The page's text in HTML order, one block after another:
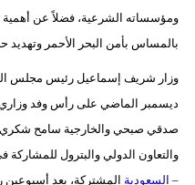
ومؤسساته الشرعية، فضلاً عن أهمية
بالمساس بأمن البحر الأحمر وتهديد
وزار شريف إسماعيل رئيس مجلس
ديسمبر الماضي على رأس وفد وزاري
صدقي صبحي والخارجية سامح شكري،
والتعاون الدولي والبترول للمشاركة
– السعودية المشتركة، بعد